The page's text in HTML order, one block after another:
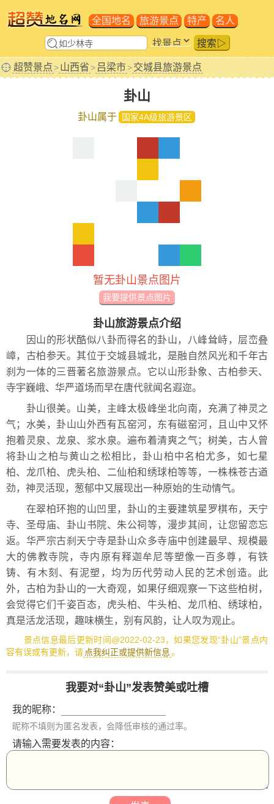
全国地名 旅游景点 特产 名人
搜索▷
超赞景点>山西省> 吕梁市>交城县旅游景点
卦山
卦山属于 国家4A级旅游景区
暂无卦山景点图片
我要提供景点图片
卦山旅游景点介绍
因山的形状酷似八卦而得名的卦山，八峰耸峙，层峦叠
嶂，古柏参天。其位于交城县城北，是融自然风光和千年古
刹为一体的三晋著名旅游景点。它以山形卦象、古柏参天、
寺宇巍峨、华严道场而早在唐代就闻名遐迩。
卦山很美。山美，主峰太极峰坐北向南，充满了神灵之
气；水美，卦山山外西有瓦窑河，东有磁窑河，且山中又怀
抱着灵泉、龙泉、浆水泉。遍布着清爽之气；树美，古人曾
将卦山之柏与黄山之松相比，卦山柏中名柏尤多，如七星
柏、龙爪柏、虎头柏、二仙柏和绣球柏等等，一株株苍古遒
劲，神灵活现，葱郁中又展现出一种原始的生动情气。
在翠柏环抱的山凹里，卦山的主要建筑星罗棋布，天宁
寺、圣母庙、卦山书院、朱公祠等，漫步其间，让您留恋忘
返。华严宗古刹天宁寺是卦山众多寺庙中创建最早、规模最
大的佛教寺院，寺内原有释迦牟尼等塑像一百多尊，有铁
铸、有木刻、有泥塑，均为历代劳动人民的艺术创造。此
外，古柏为卦山的一大奇观，如果仔细观察一下这些柏树，
会觉得它们千姿百态，虎头柏、牛头柏、龙爪柏、绣球柏，
真是活龙活现，趣味横生，别有风韵，让人叹为观止。
景点信息最后更新时间@2022-02-23，如果您发现“卦山”景点内
容有误或有更新，请 点我纠正或提供新信息。
我要对“卦山”发表赞美或吐槽
我的昵称：
昵称不填则为匿名发表，会降低审核的通过率。
请输入需要发表的内容：